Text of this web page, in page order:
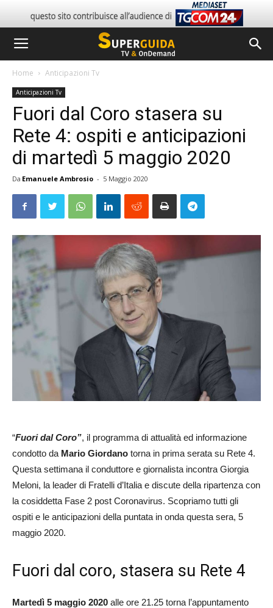
Home Anticipazioni Tv
Anticipazioni Tv
Fuori dal Coro stasera su
Rete 4: ospiti e anticipazioni
di martedì 5 maggio 2020
Da Emanuele Ambrosio - 5 Maggio 2020
“Fuori dal Coro”, il programma di attualità ed informazione
condotto da Mario Giordano torna in prima serata su Rete 4.
Questa settimana il conduttore e giornalista incontra Giorgia
Meloni, la leader di Fratelli d’Italia e discute della ripartenza con
la cosiddetta Fase 2 post Coronavirus. Scopriamo tutti gli
ospiti e le anticipazioni della puntata in onda questa sera, 5
maggio 2020.
Fuori dal coro, stasera su Rete 4
Martedì 5 maggio 2020 alle ore 21.25 torna l’appuntamento